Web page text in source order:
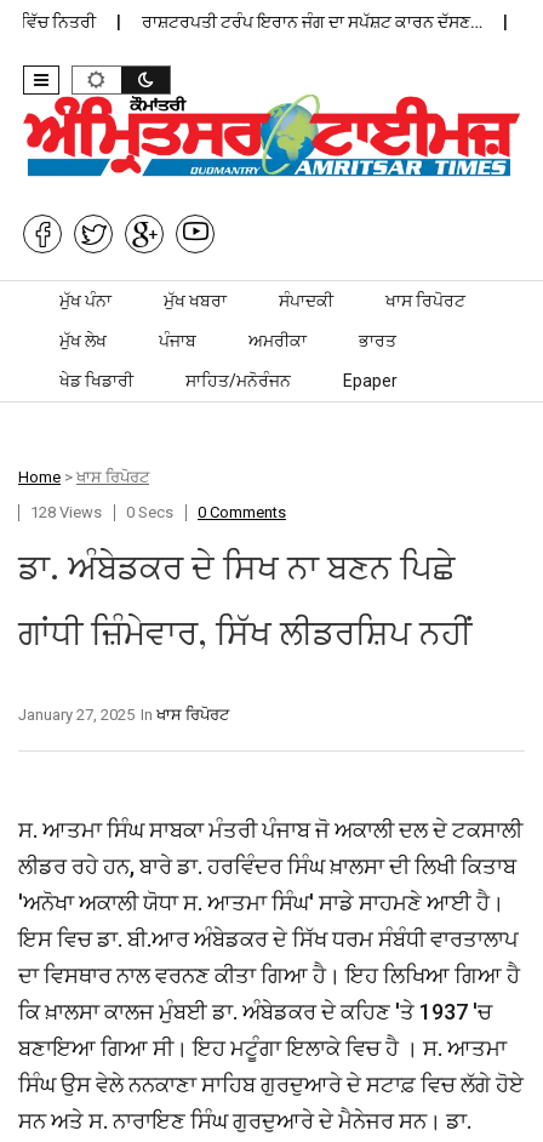
ਨਿਤਰੀ ਰਾਸ਼ਟਰਪਤੀ ਟਰੰਪ ਇਰਾਨ ਜੰਗ ਦਾ ਸਪੱਸ਼ਟ ਕਾਰਨ ਦੱਸਣ…
Skip to content
ਮੁੱਖ ਪੰਨਾ ਮੁੱਖ ਖਬਰਾ ਸੰਪਾਦਕੀ ਖਾਸ ਰਿਪੋਰਟ
ਮੁੱਖ ਲੇਖ ਪੰਜਾਬ ਅਮਰੀਕਾ ਭਾਰਤ
ਖੇਡ ਖਿਡਾਰੀ ਸਾਹਿਤ/ਮਨੋਰੰਜਨ Epaper
Home > ਖਾਸ ਰਿਪੋਰਟ
128 Views
0 Secs 0 Comments
ਡਾ. ਅੰਬੇਡਕਰ ਦੇ ਸਿਖ ਨਾ ਬਣਨ ਪਿਛੇ
ਗਾਂਧੀ ਜ਼ਿੰਮੇਵਾਰ, ਸਿੱਖ ਲੀਡਰਸ਼ਿਪ ਨਹੀਂ
In ਖਾਸ ਰਿਪੋਰਟ
January 27, 2025
ਸ. ਆਤਮਾ ਸਿੰਘ ਸਾਬਕਾ ਮੰਤਰੀ ਪੰਜਾਬ ਜੋ ਅਕਾਲੀ ਦਲ ਦੇ ਟਕਸਾਲੀ
ਲੀਡਰ ਰਹੇ ਹਨ, ਬਾਰੇ ਡਾ. ਹਰਵਿੰਦਰ ਸਿੰਘ ਖ਼ਾਲਸਾ ਦੀ ਲਿਖੀ ਕਿਤਾਬ
'ਅਨੋਖਾ ਅਕਾਲੀ ਯੋਧਾ ਸ. ਆਤਮਾ ਸਿੰਘ' ਸਾਡੇ ਸਾਹਮਣੇ ਆਈ ਹੈ।
ਇਸ ਵਿਚ ਡਾ. ਬੀ.ਆਰ ਅੰਬੇਡਕਰ ਦੇ ਸਿੱਖ ਧਰਮ ਸੰਬੰਧੀ ਵਾਰਤਾਲਾਪ
ਦਾ ਵਿਸਥਾਰ ਨਾਲ ਵਰਨਣ ਕੀਤਾ ਗਿਆ ਹੈ। ਇਹ ਲਿਖਿਆ ਗਿਆ ਹੈ
ਕਿ ਖ਼ਾਲਸਾ ਕਾਲਜ ਮੁੰਬਈ ਡਾ. ਅੰਬੇਡਕਰ ਦੇ ਕਹਿਣ 'ਤੇ 1937 'ਚ
ਬਣਾਇਆ ਗਿਆ ਸੀ। ਇਹ ਮਟੂੰਗਾ ਇਲਾਕੇ ਵਿਚ ਹੈ । ਸ. ਆਤਮਾ
ਸਿੰਘ ਉਸ ਵੇਲੇ ਨਨਕਾਣਾ ਸਾਹਿਬ ਗੁਰਦੁਆਰੇ ਦੇ ਸਟਾਫ਼ ਵਿਚ ਲੱਗੇ ਹੋਏ
ਸਨ ਅਤੇ ਸ. ਨਾਰਾਇਣ ਸਿੰਘ ਗੁਰਦੁਆਰੇ ਦੇ ਮੈਨੇਜਰ ਸਨ। ਡਾ.